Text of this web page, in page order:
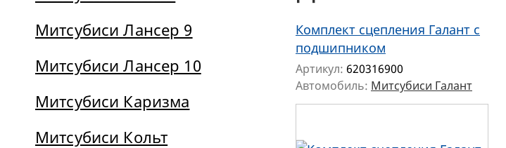
Митсубиси Лансер 9
Митсубиси Лансер 10
Митсубиси Каризма
Митсубиси Кольт
Комплект сцепления Галант c
подшипником
Артикул: 620316900
Автомобиль: Митсубиси Галант